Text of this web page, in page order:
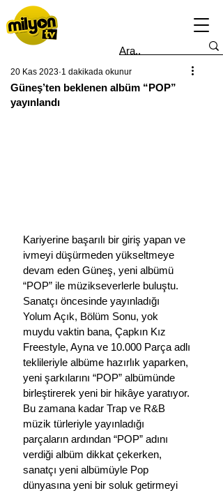
Güneş’ten beklenen albüm “POP”
yayınlandı
20 Kas 2023 1 dakikada okunur
Kariyerine başarılı bir giriş yapan ve
ivmeyi düşürmeden yükseltmeye
devam eden Güneş, yeni albümü
“POP” ile müzikseverlerle buluştu.
Sanatçı öncesinde yayınladığı
Yolum Açık, Bölüm Sonu, yok
muydu vaktin bana, Çapkın Kız
Freestyle, Ayna ve 10.000 Parça adlı
teklileriyle albüme hazırlık yaparken,
yeni şarkılarını “POP” albümünde
birleştirerek yeni bir hikâye yaratıyor.
Bu zamana kadar Trap ve R&B
müzik türleriyle yayınladığı
parçaların ardından “POP” adını
verdiği albüm dikkat çekerken,
sanatçı yeni albümüyle Pop
dünyasına yeni bir soluk getirmeyi